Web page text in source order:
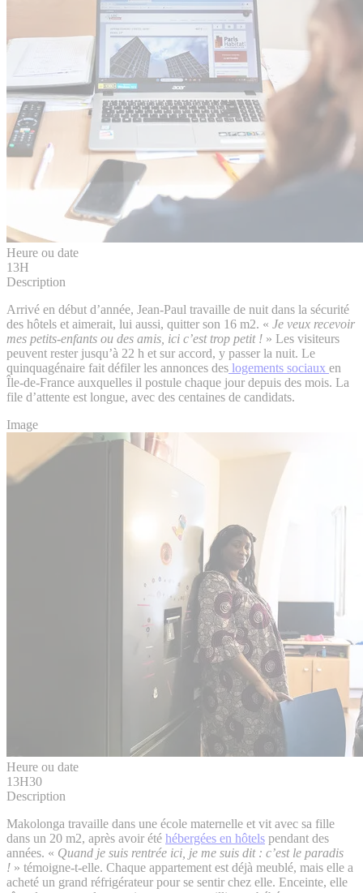
Heure ou date
13H
Description
Arrivé en début d’année, Jean-Paul travaille de nuit dans la sécurité
des hôtels et aimerait, lui aussi, quitter son 16 m2. « Je veux recevoir
mes petits-enfants ou des amis, ici c’est trop petit ! » Les visiteurs
peuvent rester jusqu’à 22 h et sur accord, y passer la nuit. Le
quinquagénaire fait défiler les annonces des logements sociaux en
Île-de-France auxquelles il postule chaque jour depuis des mois. La
file d’attente est longue, avec des centaines de candidats.
Image
Heure ou date
13H30
Description
Makolonga travaille dans une école maternelle et vit avec sa fille
dans un 20 m2, après avoir été hébergées en hôtels pendant des
années. « Quand je suis rentrée ici, je me suis dit : c’est le paradis
! » témoigne-t-elle. Chaque appartement est déjà meublé, mais elle a
acheté un grand réfrigérateur pour se sentir chez elle. Enceinte, elle